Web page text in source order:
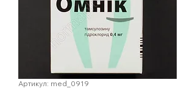
Артикул: med_0919